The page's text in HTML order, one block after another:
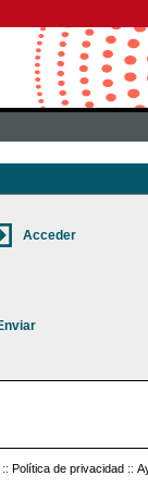
:: Política de privacidad ::